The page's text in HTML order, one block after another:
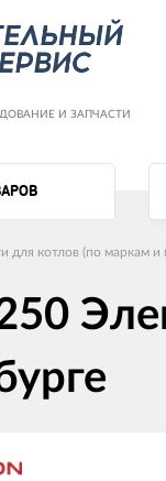
И ЗАПЧАСТИ
для котлов (по маркам и